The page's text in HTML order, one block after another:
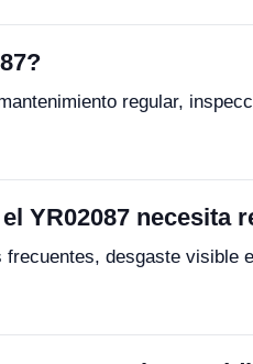
regular,
YR02087 necesita
desgaste visible